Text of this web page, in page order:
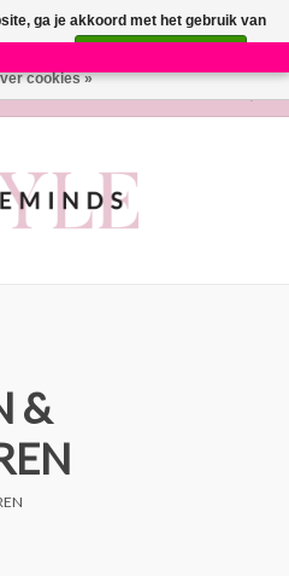
×
&
ga je akkoord met het gebruik van
cookies »